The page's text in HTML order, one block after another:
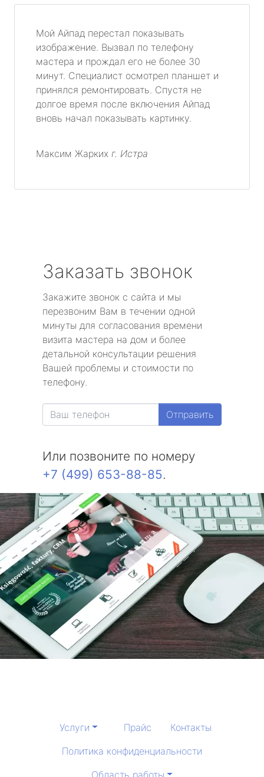
Мой Айпад перестал показывать
изображение. Вызвал по телефону
мастера и прождал его не более 30
минут. Специалист осмотрел планшет и
принялся ремонтировать. Спустя не
долгое время после включения Айпад
вновь начал показывать картинку.
Максим Жарких г. Истра
Заказать звонок
Закажите звонок с сайта и мы
перезвоним Вам в течении одной
минуты для согласования времени
визита мастера на дом и более
детальной консультации решения
Вашей проблемы и стоимости по
телефону.
Отправить
Или позвоните по номеру
+7 (499) 653-88-85.
Услуги Прайс
Контакты
Политика конфиденциальности
Область работы